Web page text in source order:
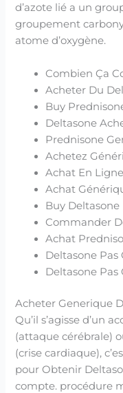
d’azote lié a un
groupement
atome d’oxygène.
Combien Ça
Acheter Du
Buy
Deltasone
Prednisone
Achetez
Achat En
Achat
Buy Deltasone
Commander
Achat
Deltasone
Deltasone Pas
Acheter Generique
Qu’il s’agisse d’un
(attaque cérébrale)
(crise cardiaque),
pour Obtenir
compte. procédure